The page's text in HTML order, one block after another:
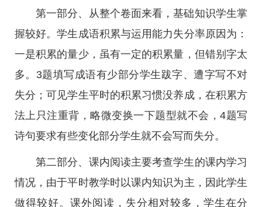
第一部分、从整个卷面来看，基础知识学生掌
握较好。学生成语积累与运用能力失分率原因为：
一是积累的量少，虽有一定的积累量，但错别字太
多。3题填写成语有少部分学生跋字、遭字写不对
失分；可见学生平时的积累习惯没养成，在积累方
法上只注重背，略微变换一下题型就不会，4题写
诗句要求有些变化部分学生就不会写而失分。
第二部分、课内阅读主要考查学生的课内学习
情况，由于平时教学时以课内知识为主，因此学生
做得较好。课外阅读，失分相对较多，学生在分